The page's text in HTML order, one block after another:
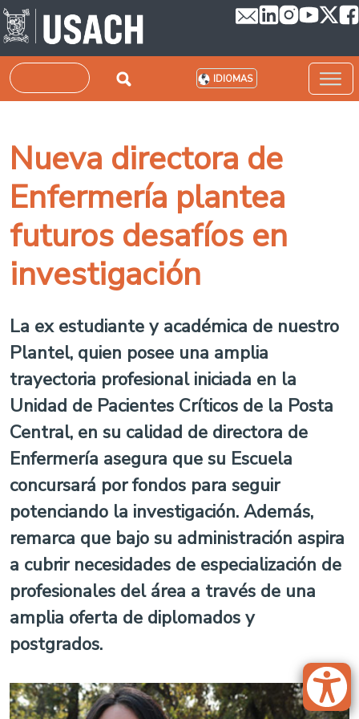
Pasar al contenido principal
Buscar IDIOMAS
Nueva directora de
Enfermería plantea
futuros desafíos en
investigación
La ex estudiante y académica de nuestro
Plantel, quien posee una amplia
trayectoria profesional iniciada en la
Unidad de Pacientes Críticos de la Posta
Central, en su calidad de directora de
Enfermería asegura que su Escuela
concursará por fondos para seguir
potenciando la investigación. Además,
remarca que bajo su administración aspira
a cubrir necesidades de especialización de
profesionales del área a través de una
amplia oferta de diplomados y
postgrados.